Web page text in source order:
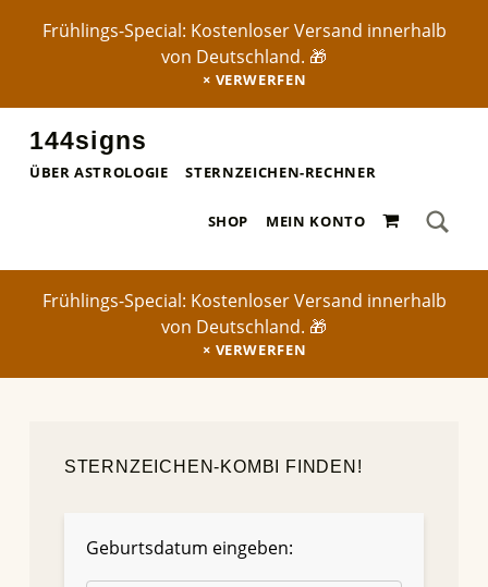
Frühlings-Special: Kostenloser Versand innerhalb
von Deutschland. 🎁
VERWERFEN
144signs
ÜBER ASTROLOGIE STERNZEICHEN-RECHNER
SHOP MEIN KONTO 0 ARTIKEL
Search for:
Frühlings-Special: Kostenloser Versand innerhalb
von Deutschland. 🎁
VERWERFEN
STERNZEICHEN-KOMBI FINDEN!
Geburtsdatum eingeben: